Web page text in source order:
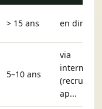
> 15 ans en direct
5–10 ans
via
(recruteur,
ap...